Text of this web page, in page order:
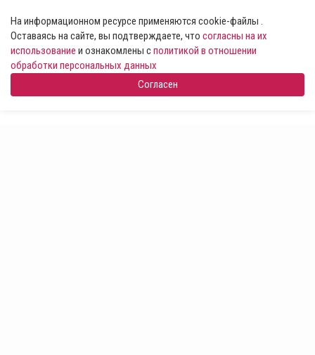
На информационном ресурсе применяются cookie-файлы .
Оставаясь на сайте, вы подтверждаете, что согласны на их
использование и ознакомлены сполитикой в отношении
обработки персональных данных
Согласен